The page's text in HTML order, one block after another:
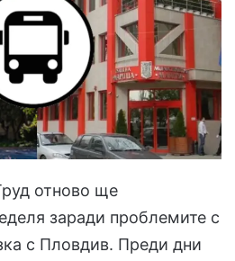
отново ще
заради проблемите с
с Пловдив. Преди дни